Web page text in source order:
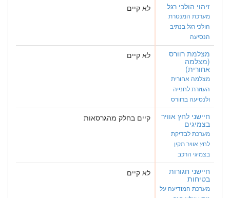
זיהוי הולכי רגל
מערכת המנטרת
הולכי רגל בנתיב
הנסיעה
לא קיים
מצלמת רוורס
(מצלמה
אחורית)
מצלמה אחורית
העוזרת לחנייה
ולנסיעה ברוורס
לא קיים
חיישני לחץ אוויר
בצמיגים
מערכת לבדיקת
לחץ אוויר תקין
בצמיגי הרכב
קיים בחלק מהגרסאות
חיישני חגורות
בטיחות
מערכת המודיעה על
לא קיים